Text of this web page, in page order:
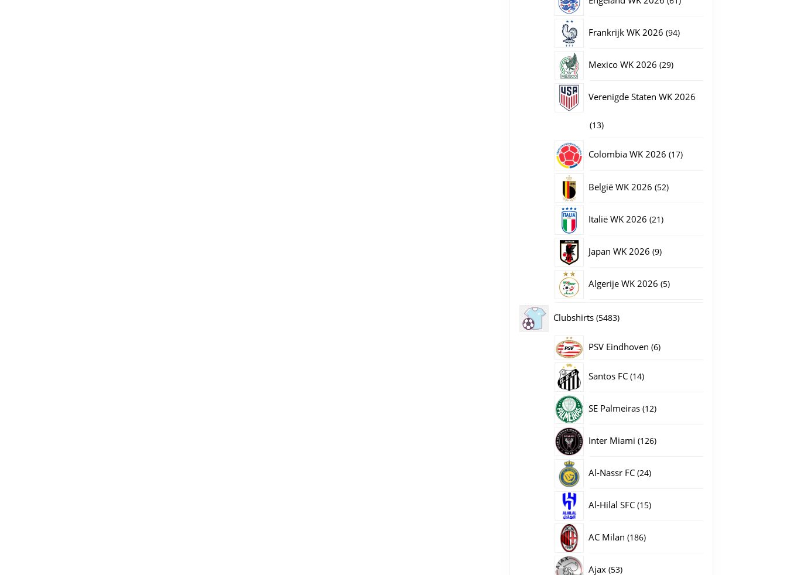
Frankrijk WK 2026 9494
Mexico WK 2026 2929
Verenigde Staten WK 2026
1313
producten
Colombia WK 2026 1717
België WK 2026 5252
Italië WK 2026 2121
Japan WK 2026 99
Algerije WK 2026 55
Clubshirts 54835483
producten
PSV Eindhoven 66
Santos FC 1414
SE Palmeiras 1212
Inter Miami 126126
Al-Nassr FC 2424
Al-Hilal SFC 1515
AC Milan 186186
Ajax 5353